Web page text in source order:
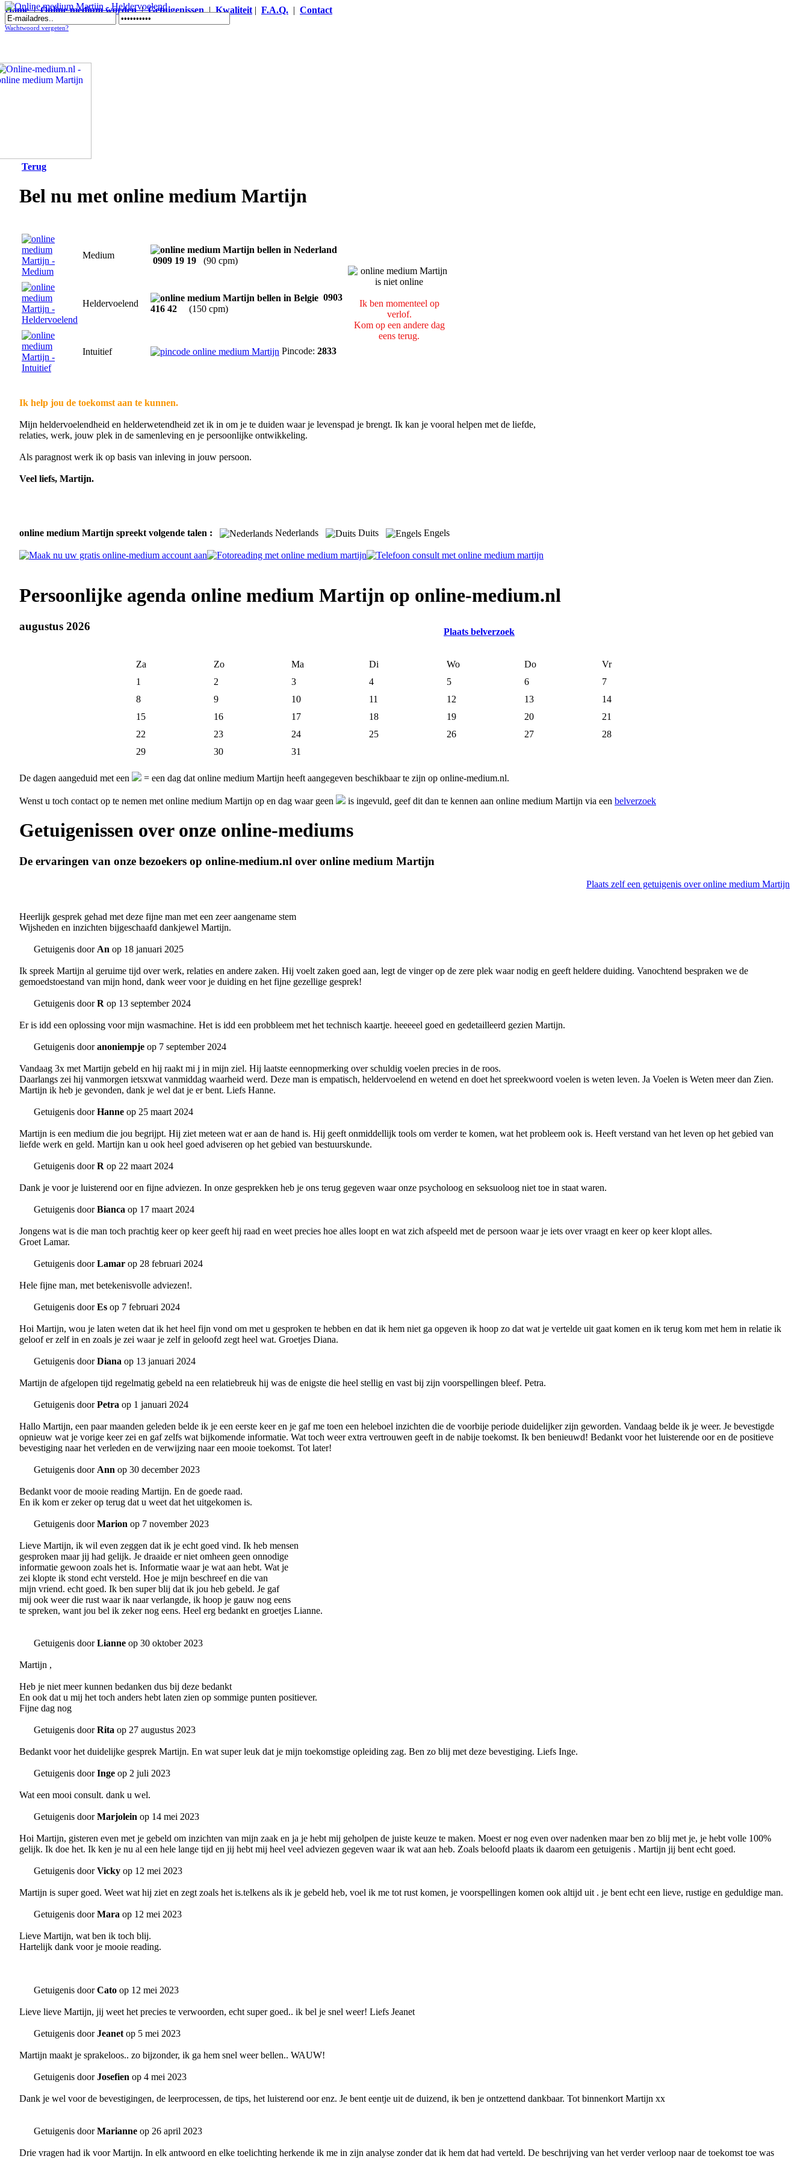
Home|Online medium worden|Getuigenissen|Kwaliteit | F.A.Q. | Contact
Online medium Martijn - Heldervoelend
Wachtwoord vergeten?
Terug
Bel nu met online medium Martijn
Medium
0909 19 19 (90 cpm)
Ik ben momenteel op
verlof.
Kom op een andere dag
eens terug.
Heldervoelend
0903
416 42
(150 cpm)
Intuitief Pincode: 2833
Ik help jou de toekomst aan te kunnen.
Mijn heldervoelendheid en helderwetendheid zet ik in om je te duiden waar je levenspad je brengt. Ik kan je vooral helpen met de liefde,
relaties, werk, jouw plek in de samenleving en je persoonlijke ontwikkeling.
Als paragnost werk ik op basis van inleving in jouw persoon.
Veel liefs, Martijn.
online medium Martijn spreekt volgende talen : Nederlands Duits Engels
Persoonlijke agenda online medium Martijn op online-medium.nl
augustus 2026 Plaats belverzoek
Za Zo Ma Di Wo Do
Vr
1
2 3 4 5 6
7
8
9 10 11 12 13
14
15
16 17 18 19 20
21
22
23 24 25 26 27
28
29
30 31
De dagen aangeduid met een = een dag dat online medium Martijn heeft aangegeven beschikbaar te zijn op online-medium.nl.
Wenst u toch contact op te nemen met online medium Martijn op en dag waar geen is ingevuld, geef dit dan te kennen aan online medium Martijn via een belverzoek
Getuigenissen over onze online-mediums
De ervaringen van onze bezoekers op online-medium.nl over online medium Martijn
Plaats zelf een getuigenis over online medium Martijn
Heerlijk gesprek gehad met deze fijne man met een zeer aangename stem
Wijsheden en inzichten bijgeschaafd dankjewel Martijn.
Getuigenis door An op 18 januari 2025
Ik spreek Martijn al geruime tijd over werk, relaties en andere zaken. Hij voelt zaken goed aan, legt de vinger op de zere plek waar nodig en geeft heldere duiding. Vanochtend bespraken we de
gemoedstoestand van mijn hond, dank weer voor je duiding en het fijne gezellige gesprek!
Getuigenis doorR op 13 september 2024
Er is idd een oplossing voor mijn wasmachine. Het is idd een probbleem met het technisch kaartje. heeeeel goed en gedetailleerd gezien Martijn.
Getuigenis dooranoniempje op 7 september 2024
Vandaag 3x met Martijn gebeld en hij raakt mi j in mijn ziel. Hij laatste eennopmerking over schuldig voelen precies in de roos.
Daarlangs zei hij vanmorgen ietsxwat vanmiddag waarheid werd. Deze man is empatisch, heldervoelend en wetend en doet het spreekwoord voelen is weten leven. Ja Voelen is Weten meer dan Zien.
Martijn ik heb je gevonden, dank je wel dat je er bent. Liefs Hanne.
Getuigenis doorHanne op 25 maart 2024
Martijn is een medium die jou begrijpt. Hij ziet meteen wat er aan de hand is. Hij geeft onmiddellijk tools om verder te komen, wat het probleem ook is. Heeft verstand van het leven op het gebied van
liefde werk en geld. Martijn kan u ook heel goed adviseren op het gebied van bestuurskunde.
Getuigenis doorR op 22 maart 2024
Dank je voor je luisterend oor en fijne adviezen. In onze gesprekken heb je ons terug gegeven waar onze psycholoog en seksuoloog niet toe in staat waren.
Getuigenis doorBianca op 17 maart 2024
Jongens wat is die man toch prachtig keer op keer geeft hij raad en weet precies hoe alles loopt en wat zich afspeeld met de persoon waar je iets over vraagt en keer op keer klopt alles.
Groet Lamar.
Getuigenis doorLamar op 28 februari 2024
Hele fijne man, met betekenisvolle adviezen!.
Getuigenis doorEs op 7 februari 2024
Hoi Martijn, wou je laten weten dat ik het heel fijn vond om met u gesproken te hebben en dat ik hem niet ga opgeven ik hoop zo dat wat je vertelde uit gaat komen en ik terug kom met hem in relatie ik
geloof er zelf in en zoals je zei waar je zelf in geloofd zegt heel wat. Groetjes Diana.
Getuigenis doorDiana op 13 januari 2024
Martijn de afgelopen tijd regelmatig gebeld na een relatiebreuk hij was de enigste die heel stellig en vast bij zijn voorspellingen bleef. Petra.
Getuigenis doorPetra op 1 januari 2024
Hallo Martijn, een paar maanden geleden belde ik je een eerste keer en je gaf me toen een heleboel inzichten die de voorbije periode duidelijker zijn geworden. Vandaag belde ik je weer. Je bevestigde
opnieuw wat je vorige keer zei en gaf zelfs wat bijkomende informatie. Wat toch weer extra vertrouwen geeft in de nabije toekomst. Ik ben benieuwd! Bedankt voor het luisterende oor en de positieve
bevestiging naar het verleden en de verwijzing naar een mooie toekomst. Tot later!
Getuigenis door Ann op 30 december 2023
Bedankt voor de mooie reading Martijn. En de goede raad.
En ik kom er zeker op terug dat u weet dat het uitgekomen is.
Getuigenis doorMarion op 7 november 2023
Lieve Martijn, ik wil even zeggen dat ik je echt goed vind. Ik heb mensen
gesproken maar jij had gelijk. Je draaide er niet omheen geen onnodige
informatie gewoon zoals het is. Informatie waar je wat aan hebt. Wat je
zei klopte ik stond echt versteld. Hoe je mijn beschreef en die van
mijn vriend. echt goed. Ik ben super blij dat ik jou heb gebeld. Je gaf
mij ook weer die rust waar ik naar verlangde, ik hoop je gauw nog eens
te spreken, want jou bel ik zeker nog eens. Heel erg bedankt en groetjes Lianne.
Getuigenis doorLianne op 30 oktober 2023
Martijn ,
Heb je niet meer kunnen bedanken dus bij deze bedankt
En ook dat u mij het toch anders hebt laten zien op sommige punten positiever.
Fijne dag nog
Getuigenis doorRita op 27 augustus 2023
Bedankt voor het duidelijke gesprek Martijn. En wat super leuk dat je mijn toekomstige opleiding zag. Ben zo blij met deze bevestiging. Liefs Inge.
Getuigenis doorInge op 2 juli 2023
Wat een mooi consult. dank u wel.
Getuigenis doorMarjolein op 14 mei 2023
Hoi Martijn, gisteren even met je gebeld om inzichten van mijn zaak en ja je hebt mij geholpen de juiste keuze te maken. Moest er nog even over nadenken maar ben zo blij met je, je hebt volle 100%
gelijk. Ik doe het. Ik ken je nu al een hele lange tijd en jij hebt mij heel veel adviezen gegeven waar ik wat aan heb. Zoals beloofd plaats ik daarom een getuigenis . Martijn jij bent echt goed.
Getuigenis doorVicky op 12 mei 2023
Martijn is super goed. Weet wat hij ziet en zegt zoals het is.telkens als ik je gebeld heb, voel ik me tot rust komen, je voorspellingen komen ook altijd uit . je bent echt een lieve, rustige en geduldige man.
Getuigenis doorMara op 12 mei 2023
Lieve Martijn, wat ben ik toch blij.
Hartelijk dank voor je mooie reading.
Getuigenis doorCato op 12 mei 2023
Lieve lieve Martijn, jij weet het precies te verwoorden, echt super goed.. ik bel je snel weer! Liefs Jeanet
Getuigenis doorJeanet op 5 mei 2023
Martijn maakt je sprakeloos.. zo bijzonder, ik ga hem snel weer bellen.. WAUW!
Getuigenis doorJosefien op 4 mei 2023
Dank je wel voor de bevestigingen, de leerprocessen, de tips, het luisterend oor enz. Je bent eentje uit de duizend, ik ben je ontzettend dankbaar. Tot binnenkort Martijn xx
Getuigenis doorMarianne op 26 april 2023
Drie vragen had ik voor Martijn. In elk antwoord en elke toelichting herkende ik me in zijn analyse zonder dat ik hem dat had verteld. De beschrijving van het verder verloop naar de toekomst toe was